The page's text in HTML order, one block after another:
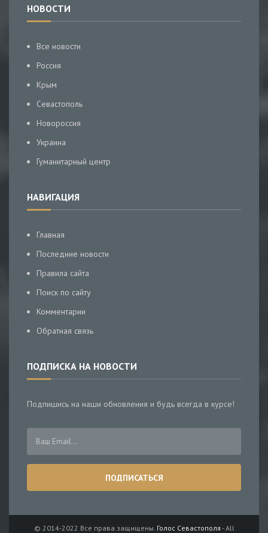
НОВОСТИ
Все новости
Россия
Крым
Севастополь
Новороссия
Украина
Гуманитарный центр
НАВИГАЦИЯ
Главная
Последние новости
Правила сайта
Поиск по сайту
Комментарии
Обратная связь
ПОДПИСКА НА НОВОСТИ
Подпишись на наши обновления и будь всегда в курсе!
© 2014-2022 Все права защищены. Голос Севастополя - All